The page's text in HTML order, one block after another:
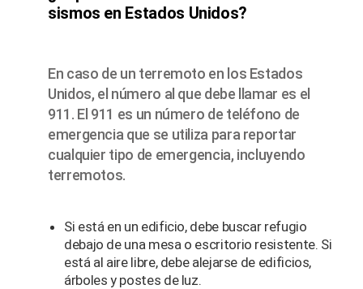
sismos en Estados Unidos?
En caso de un terremoto en los Estados
Unidos, el número al que debe llamar es el
911. El 911 es un número de teléfono de
emergencia que se utiliza para reportar
cualquier tipo de emergencia, incluyendo
terremotos.
Si está en un edificio, debe buscar refugio
debajo de una mesa o escritorio resistente. Si
está al aire libre, debe alejarse de edificios,
árboles y postes de luz.